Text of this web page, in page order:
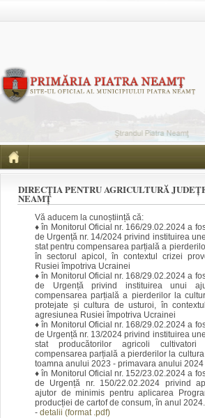
DIRECȚIA PENTRU AGRICULTURĂ
NEAMȚ
Vă aducem la cunoștiință că:
♦ în Monitorul Oficial nr. 166/29.02.2024 a
de Urgență nr. 14/2024 privind instituirea
stat pentru compensarea parțială a
în sectorul apicol, în contextul crizei
Rusiei împotriva Ucrainei
♦ în Monitorul Oficial nr. 168/29.02.2024 a
de Urgență privind instituirea unui
compensarea parțială a pierderilor la
protejate și cultura de usturoi, în
agresiunea Rusiei împotriva Ucrainei
♦ în Monitorul Oficial nr. 168/29.02.2024 a
de Urgență nr. 13/2024 privind instituirea
stat producătorilor agricoli
compensarea parțială a pierderilor la
toamna anului 2023 - primavara anului 2024
♦ în Monitorul Oficial nr. 152/23.02.2024 a
de Urgență nr. 150/22.02.2024 privind
ajutor de minimis pentru aplicarea
producției de cartof de consum, în anul 2024.
- detalii (format .pdf)